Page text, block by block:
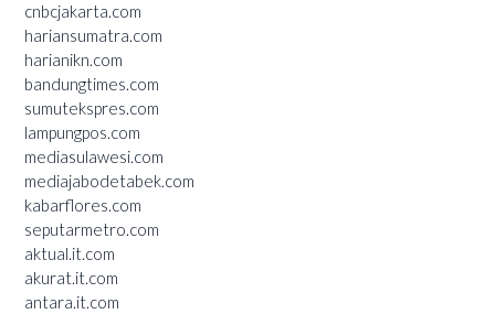
cnbcjakarta.com
hariansumatra.com
harianikn.com
bandungtimes.com
sumutekspres.com
lampungpos.com
mediasulawesi.com
mediajabodetabek.com
kabarflores.com
seputarmetro.com
aktual.it.com
akurat.it.com
antara.it.com